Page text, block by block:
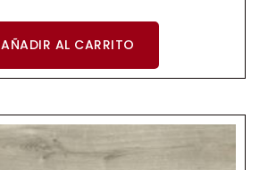
AÑADIR AL CARRITO